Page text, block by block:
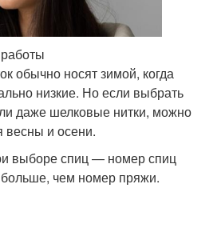
обычно носят зимой, когда
низкие. Но если выбрать
даже шелковые нитки, можно
весны и осени.
выборе спиц — номер спиц
чем номер пряжи.